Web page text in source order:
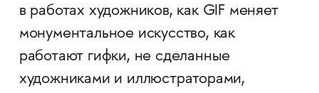
в работах художников, как GIF меняет
монументальное искусство, как
работают гифки, не сделанные
художниками и иллюстраторами,